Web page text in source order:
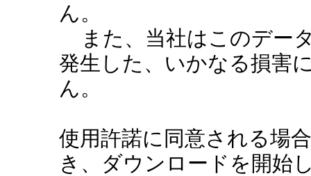
ん。
また、当社はこのデー
発生した、いかなる損害
ん。
使用許諾に同意される場
き、ダウンロードを開始